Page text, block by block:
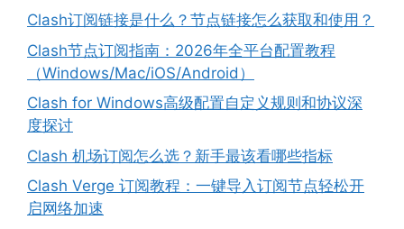
Clash订阅链接是什么？节点链接怎么获取和使用？
Clash节点订阅指南：2026年全平台配置教程
（Windows/Mac/iOS/Android）
Clash for Windows高级配置自定义规则和协议深
度探讨
Clash 机场订阅怎么选？新手最该看哪些指标
Clash Verge 订阅教程：一键导入订阅节点轻松开
启网络加速